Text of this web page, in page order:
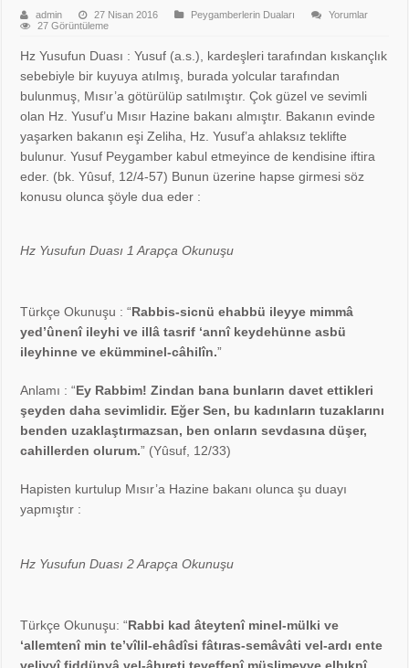
Tesbihat Duası
Yatarken Okunacak Dualar
Günahların Kefareti için Okunacak Dua
Eve Girerken ve Evden Çıkarken Okunacak Dua
Ezan Duası
admin 27 Nisan 2016 Peygamberlerin Duaları
Yorumlar
27 Görüntüleme
Hz Yusufun Duası : Yusuf (a.s.), kardeşleri tarafından kıskançlık
sebebiyle bir kuyuya atılmış, burada yolcular tarafından
bulunmuş, Mısır’a götürülüp satılmıştır. Çok güzel ve sevimli
olan Hz. Yusuf’u Mısır Hazine bakanı almıştır. Bakanın evinde
yaşarken bakanın eşi Zeliha, Hz. Yusuf’a ahlaksız teklifte
bulunur. Yusuf Peygamber kabul etmeyince de kendisine iftira
eder. (bk. Yûsuf, 12/4-57) Bunun üzerine hapse girmesi söz
konusu olunca şöyle dua eder :
Hz Yusufun Duası 1 Arapça Okunuşu
Türkçe Okunuşu : “Rabbis-sicnü ehabbü ileyye mimmâ
yed’ûnenî ileyhi ve illâ tasrif ‘annî keydehünne asbü
ileyhinne ve ekümminel-câhilîn.”
Anlamı : “Ey Rabbim! Zindan bana bunların davet ettikleri
şeyden daha sevimlidir. Eğer Sen, bu kadınların tuzaklarını
benden uzaklaştırmazsan, ben onların sevdasına düşer,
cahillerden olurum.” (Yûsuf, 12/33)
Hapisten kurtulup Mısır’a Hazine bakanı olunca şu duayı
yapmıştır :
Hz Yusufun Duası 2 Arapça Okunuşu
Türkçe Okunuşu: “Rabbi kad âteytenî minel-mülki ve
‘allemtenî min te’vîlil-ehâdîsi fâtıras-semâvâti vel-ardı ente
veliyyî fiddünyâ vel-âhıreti teveffenî müslimevve elhıknî